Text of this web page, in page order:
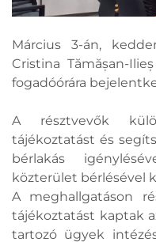
Március 3-án,
Cristina Tămășan-
fogadóórára
A résztvevők
tájékoztatást és
bérlakás
közterület bérlésével
A meghallgatáson
tájékoztatást kaptak
tartozó ügyek